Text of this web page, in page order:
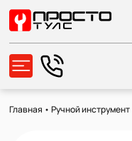
Главная •Ручной инструмент